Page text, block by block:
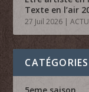
Texte en l’air
27 Juil 2026 |
CATÉGORIES